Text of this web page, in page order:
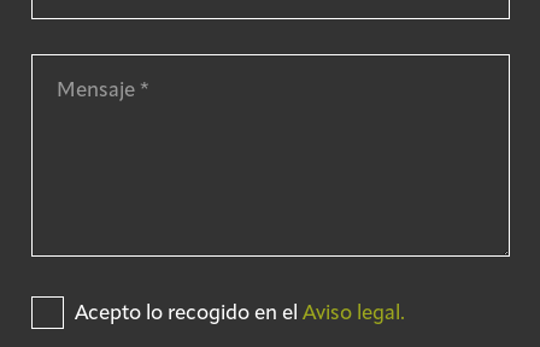
Acepto lo recogido en el Aviso legal.